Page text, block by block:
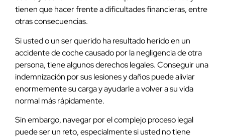
tienen que hacer frente a dificultades financieras, entre
otras consecuencias.
Si usted o un ser querido ha resultado herido en un
accidente de coche causado por la negligencia de otra
persona, tiene algunos derechos legales. Conseguir una
indemnización por sus lesiones y daños puede aliviar
enormemente su carga y ayudarle a volver a su vida
normal más rápidamente.
Sin embargo, navegar por el complejo proceso legal
puede ser un reto, especialmente si usted no tiene